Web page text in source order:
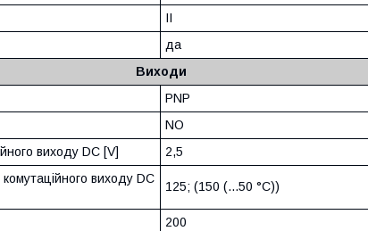
II
да
Виходи
PNP
NO
виходу DC [V]
2,5
виходу DC
125; (150 (...50 °C))
200